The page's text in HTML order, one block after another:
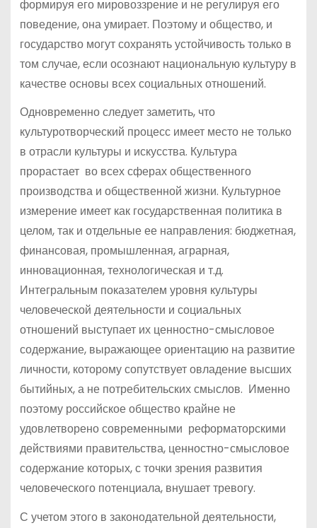
формируя его мировоззрение и не регулируя его
поведение, она умирает. Поэтому и общество, и
государство могут сохранять устойчивость только в
том случае, если осознают национальную культуру в
качестве основы всех социальных отношений.
Одновременно следует заметить, что
культуротворческий процесс имеет место не только
в отрасли культуры и искусства. Культура
прорастает во всех сферах общественного
производства и общественной жизни. Культурное
измерение имеет как государственная политика в
целом, так и отдельные ее направления: бюджетная,
финансовая, промышленная, аграрная,
инновационная, технологическая и т.д.
Интегральным показателем уровня культуры
человеческой деятельности и социальных
отношений выступает их ценностно-смысловое
содержание, выражающее ориентацию на развитие
личности, которому сопутствует овладение высших
бытийных, а не потребительских смыслов. Именно
поэтому российское общество крайне не
удовлетворено современными реформаторскими
действиями правительства, ценностно-смысловое
содержание которых, с точки зрения развития
человеческого потенциала, внушает тревогу.
С учетом этого в законодательной деятельности,